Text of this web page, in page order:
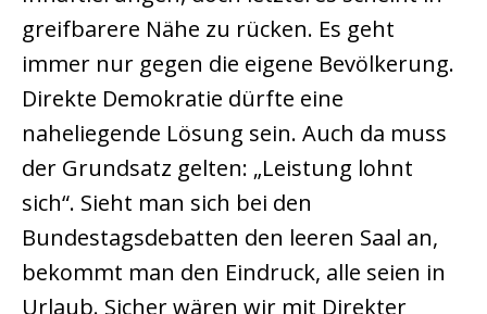
greifbarere Nähe zu rücken. Es geht
immer nur gegen die eigene Bevölkerung.
Direkte Demokratie dürfte eine
naheliegende Lösung sein. Auch da muss
der Grundsatz gelten: „Leistung lohnt
sich“. Sieht man sich bei den
Bundestagsdebatten den leeren Saal an,
bekommt man den Eindruck, alle seien in
Urlaub. Sicher wären wir mit Direkter